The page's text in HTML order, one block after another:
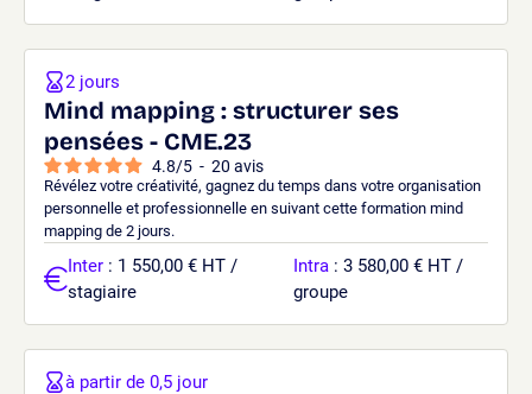
Mind mapping : structurer ses
pensées - CME.23
4.8/5 - 20 avis
Révélez votre créativité, gagnez du temps dans votre organisation
personnelle et professionnelle en suivant cette formation mind
mapping de 2 jours.
2 jours
Inter : 1 550,00 € HT /
stagiaire
Intra : 3 580,00 € HT /
groupe
à partir de 0,5 jour